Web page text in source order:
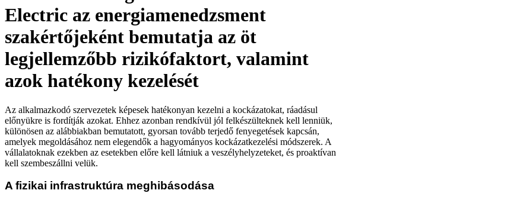
Electric az energiamenedzsment
szakértőjeként bemutatja az öt
legjellemzőbb rizikófaktort, valamint
azok hatékony kezelését
Az alkalmazkodó szervezetek képesek hatékonyan kezelni a kockázatokat, ráadásul
előnyükre is fordítják azokat. Ehhez azonban rendkívül jól felkészülteknek kell lenniük,
különösen az alábbiakban bemutatott, gyorsan tovább terjedő fenyegetések kapcsán,
amelyek megoldásához nem elegendők a hagyományos kockázatkezelési módszerek. A
vállalatoknak ezekben az esetekben előre kell látniuk a veszélyhelyzeteket, és proaktívan
kell szembeszállni velük.
A fizikai infrastruktúra meghibásodása